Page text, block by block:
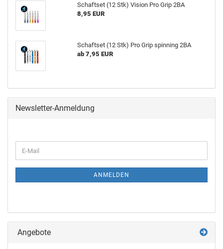
Schaft­s­et (12 Stk) Vi­si­on Pro Grip 2BA
8,95 EUR
Schaft­s­et (12 Stk) Pro Grip spin­ning 2BA
ab 7,95 EUR
Newsletter-Anmeldung
ANMELDEN
Angebote